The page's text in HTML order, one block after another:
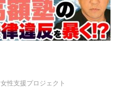
女性支援プロジェクト